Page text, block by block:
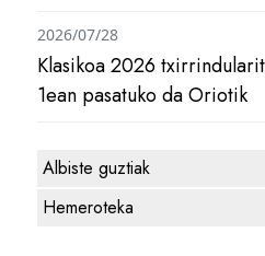
Klasikoa 2026
1ean pasatuko da Oriotik
2026/07/28
Albiste guztiak
Hemeroteka